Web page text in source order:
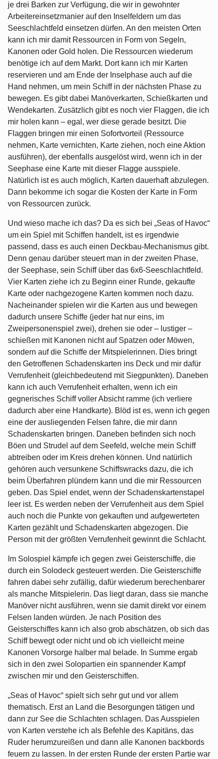
je drei Barken zur Verfügung, die wir in gewohnter
Arbeitereinsetzmanier auf den Inselfeldern um das
Seeschlachtfeld einsetzen dürfen. An den meisten Orten
kann ich mir damit Ressourcen in Form von Segeln,
Kanonen oder Gold holen. Die Ressourcen wiederum
benötige ich auf dem Markt. Dort kann ich mir Karten
reservieren und am Ende der Inselphase auch auf die
Hand nehmen, um mein Schiff in der nächsten Phase zu
bewegen. Es gibt dabei Manöverkarten, Schießkarten und
Wendekarten. Zusätzlich gibt es noch vier Flaggen, die ich
mir holen kann – egal, wer diese gerade besitzt. Die
Flaggen bringen mir einen Sofortvorteil (Ressource
nehmen, Karte vernichten, Karte ziehen, noch eine Aktion
ausführen), der ebenfalls ausgelöst wird, wenn ich in der
Seephase eine Karte mit dieser Flagge ausspiele.
Natürlich ist es auch möglich, Karten dauerhaft abzulegen.
Dann bekomme ich sogar die Kosten der Karte in Form
von Ressourcen zurück.
Und wieso mache ich das? Da es sich bei „Seas of Havoc“
um ein Spiel mit Schiffen handelt, ist es irgendwie
passend, dass es auch einen Deckbau-Mechanismus gibt.
Denn genau darüber steuert man in der zweiten Phase,
der Seephase, sein Schiff über das 6x6-Seeschlachtfeld.
Vier Karten ziehe ich zu Beginn einer Runde, gekaufte
Karte oder nachgezogene Karten kommen noch dazu.
Nacheinander spielen wir die Karten aus und bewegen
dadurch unsere Schiffe (jeder hat nur eins, im
Zweipersonenspiel zwei), drehen sie oder – lustiger –
schießen mit Kanonen nicht auf Spatzen oder Möwen,
sondern auf die Schiffe der Mitspielerinnen. Dies bringt
den Getroffenen Schadenskarten ins Deck und mir dafür
Verrufenheit (gleichbedeutend mit Siegpunkten). Daneben
kann ich auch Verrufenheit erhalten, wenn ich ein
gegnerisches Schiff voller Absicht ramme (ich verliere
dadurch aber eine Handkarte). Blöd ist es, wenn ich gegen
eine der ausliegenden Felsen fahre, die mir dann
Schadenskarten bringen. Daneben befinden sich noch
Böen und Strudel auf dem Seefeld, welche mein Schiff
abtreiben oder im Kreis drehen können. Und natürlich
gehören auch versunkene Schiffswracks dazu, die ich
beim Überfahren plündern kann und die mir Ressourcen
geben. Das Spiel endet, wenn der Schadenskartenstapel
leer ist. Es werden neben der Verrufenheit aus dem Spiel
auch noch die Punkte von gekauften und aufgewerteten
Karten gezählt und Schadenskarten abgezogen. Die
Person mit der größten Verrufenheit gewinnt die Schlacht.
Im Solospiel kämpfe ich gegen zwei Geisterschiffe, die
durch ein Solodeck gesteuert werden. Die Geisterschiffe
fahren dabei sehr zufällig, dafür wiederum berechenbarer
als manche Mitspielerin. Das liegt daran, dass sie manche
Manöver nicht ausführen, wenn sie damit direkt vor einem
Felsen landen würden. Je nach Position des
Geisterschiffes kann ich also grob abschätzen, ob sich das
Schiff bewegt oder nicht und ob ich vielleicht meine
Kanonen Vorsorge halber mal belade. In Summe ergab
sich in den zwei Solopartien ein spannender Kampf
zwischen mir und den Geisterschiffen.
„Seas of Havoc“ spielt sich sehr gut und vor allem
thematisch. Erst an Land die Besorgungen tätigen und
dann zur See die Schlachten schlagen. Das Ausspielen
von Karten verstehe ich als Befehle des Kapitäns, das
Ruder herumzureißen und dann alle Kanonen backbords
feuern zu lassen. In der ersten Runde der ersten Partie war